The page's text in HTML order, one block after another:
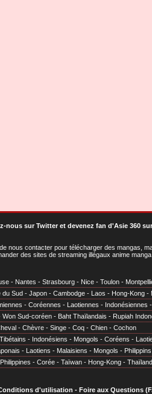
nous sur Twitteret devenez fan d'Asie 360
de nous contacter pour télécharger des mangas,
des sites de streaming illégaux anime
- Nantes - Strasbourg - Nice - Toulon -
du Sud - Japon - Cambodge - Laos - Hong-Kong -
- Coréennes - Laotiennes - Indonésiennes -
Won Sud-coréen - Baht Thaïlandais - Rupiah
- Chèvre - Singe - Coq - Chien - Cochon
Tibétains - Indonésiens - Mongols - Coréens -
- Laotiens - Malaisiens - Mongols - Philippins
Philippines - Corée - Taïwan - Hong-Kong -
d'utilisation - Foire aux Questions